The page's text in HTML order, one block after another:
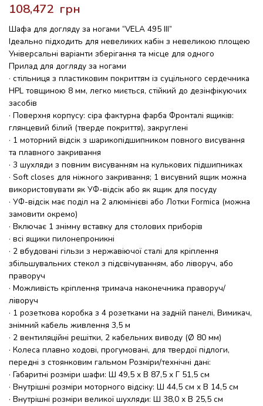
грн
Шафа для догляду за ногами “VELA 495 III”
Ідеально підходить для невеликих кабін з невеликою площею
Універсальні варіанти зберігання та місце для одного
Прилад для догляду за ногами
· стільниця з пластиковим покриттям із суцільного сердечника
HPL товщиною 8 мм, легко миється, стійкий до дезінфікуючих
засобів
· Поверхня корпусу: сіра фактурна фарба Фронталі ящиків:
глянцевий білий (тверде покриття), закруглені
· 1 моторний відсік з шарикопідшипником повного висування
та плавного закривання
· 3 шухляди з повним висуванням на кулькових підшипниках
· Soft closes для ніжного закривання; 1 висувний ящик можна
використовувати як УФ-відсік або як ящик для посуду
· УФ-відсік має поділ на 2 алюмінієві або Лотки Formica (можна
замовити окремо)
· Включає 1 знімну вставку для столових приборів
· всі ящики пилонепроникні
· 2 вбудовані гільзи з нержавіючої сталі для кріплення
збільшувальних стекол з підсвічуванням, або ліворуч, або
праворуч
· Можливість кріплення тримача наконечника праворуч/
ліворуч
· 1 розеткова коробка з 4 розетками на задній панелі, Вимикач,
знімний кабель живлення 3,5 м
· 2 вентиляційні решітки, 2 кабельних виводу (Ø 80 мм)
· Колеса плавно ходові, прогумовані, для твердої підлоги,
передні з стоянковим гальмом Розміри/технічні дані:
· Габаритні розміри шафи: Ш 49,5 х В 87,5 х Г 51,5 см
· Внутрішні розміри моторного відсіку: Ш 44,5 см х В 14,5 см
· Внутрішні розміри великої шухляди: Ш 38,0 х В 25,5 см